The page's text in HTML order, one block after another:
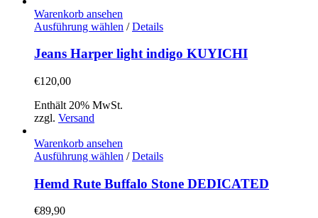
der
Produktseite
gewählt
werden
Warenkorb ansehen
Ausführung wählen Dieses
weist
mehrere
der
gewählt
werden
/ Details
Jeans Harper light indigo KUYICHI
€120,00
Enthält 20% MwSt.
zzgl. Versand
Warenkorb ansehen
Ausführung wählen Dieses
weist
mehrere
/ Details
Hemd Rute Buffalo Stone DEDICATED
€89,90